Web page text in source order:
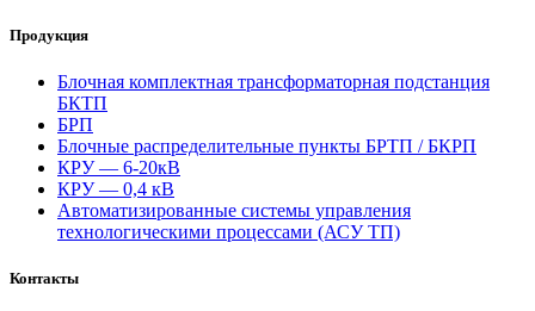
Продукция
Блочная комплектная трансформаторная подстанция
БКТП
БРП
Блочные распределительные пункты БРТП / БКРП
КРУ — 6-20кВ
КРУ — 0,4 кВ
Автоматизированные системы управления
технологическими процессами (АСУ ТП)
Контакты